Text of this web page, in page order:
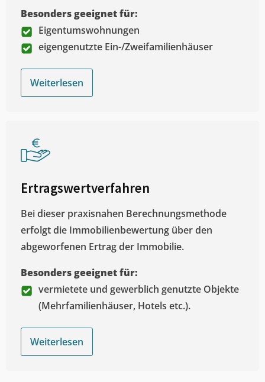
Besonders geeignet für:
Eigentumswohnungen
eigengenutzte Ein-/Zweifamilienhäuser
Weiterlesen
Ertragswertverfahren
Bei dieser praxisnahen Berechnungsmethode
erfolgt die Immobilienbewertung über den
abgeworfenen Ertrag der Immobilie.
Besonders geeignet für:
vermietete und gewerblich genutzte Objekte
(Mehrfamilienhäuser, Hotels etc.).
Weiterlesen